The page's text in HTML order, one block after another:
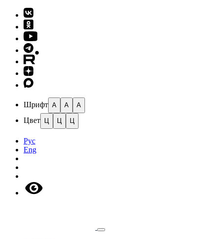
Шрифт A A A
Цвет Ц Ц Ц
Рус
Eng